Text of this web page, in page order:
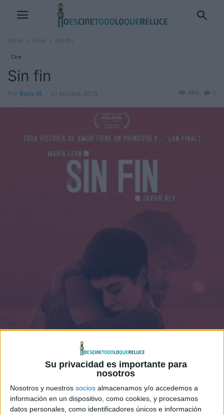
Su privacidad es importante para
nosotros
Nosotros y nuestros socios almacenamos y/o accedemos a
información en un dispositivo, como cookies, y procesamos
datos personales, como identificadores únicos e información
Inicio Cine Sin fin
Cine
Sin fin
Por Boris M. 31 octubre, 2018 0
684